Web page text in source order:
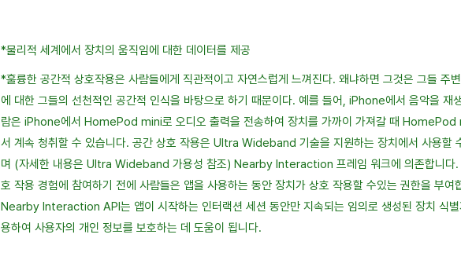
*물리적 세계에서 장치의 움직임에 대한 데이터를 제공
*훌륭한 공간적 상호작용은 사람들에게 직관적이고 자연스럽게 느껴진다. 왜냐하면 그것은 그들 주
에 대한 그들의 선천적인 공간적 인식을 바탕으로 하기 때문이다. 예를 들어, iPhone에서 음악을 재
람은 iPhone에서 HomePod mini로 오디오 출력을 전송하여 장치를 가까이 가져갈 때 HomePod
서 계속 청취할 수 있습니다. 공간 상호 작용은 Ultra Wideband 기술을 지원하는 장치에서 사용할
며 (자세한 내용은 Ultra Wideband 가용성 참조) Nearby Interaction 프레임 워크에 의존합니다.
호 작용 경험에 참여하기 전에 사람들은 앱을 사용하는 동안 장치가 상호 작용할 수있는 권한을 부여
Nearby Interaction API는 앱이 시작하는 인터랙션 세션 동안만 지속되는 임의로 생성된 장치 식
용하여 사용자의 개인 정보를 보호하는 데 도움이 됩니다.